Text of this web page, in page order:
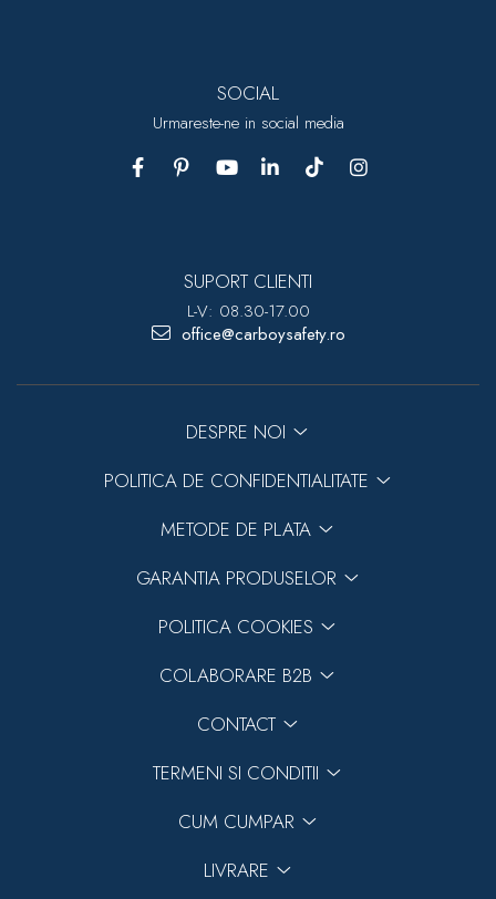
SOCIAL
Urmareste-ne in social media
SUPORT CLIENTI
L-V: 08.30-17.00
office@carboysafety.ro
DESPRE NOI
POLITICA DE CONFIDENTIALITATE
METODE DE PLATA
GARANTIA PRODUSELOR
POLITICA COOKIES
COLABORARE B2B
CONTACT
TERMENI SI CONDITII
CUM CUMPAR
LIVRARE